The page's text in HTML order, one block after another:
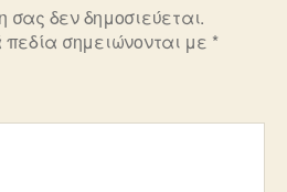
σας δεν δημοσιεύεται.
σημειώνονται με *